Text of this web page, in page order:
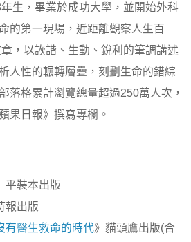
年生，畢業於成功大學，並開始外科
的第一現場，近距離觀察人生百
，以詼諧、生動、銳利的筆調講述
人性的輾轉層疊，刻劃生命的錯綜
落格累計瀏覽總量超過250萬人次，
果日報》撰寫專欄。
平裝本出版
報出版
有醫生救命的時代》貓頭鷹出版(合